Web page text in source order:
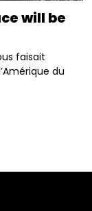
will be
faisait
du